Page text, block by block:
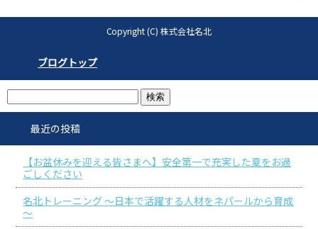
Copyright (C) 株式会社名北
ブログトップ
最近の投稿
【お盆休みを迎える皆さまへ】安全第一で充実した夏をお過
ごしください
名北トレーニング ～日本で活躍する人材をネパールから育成
～